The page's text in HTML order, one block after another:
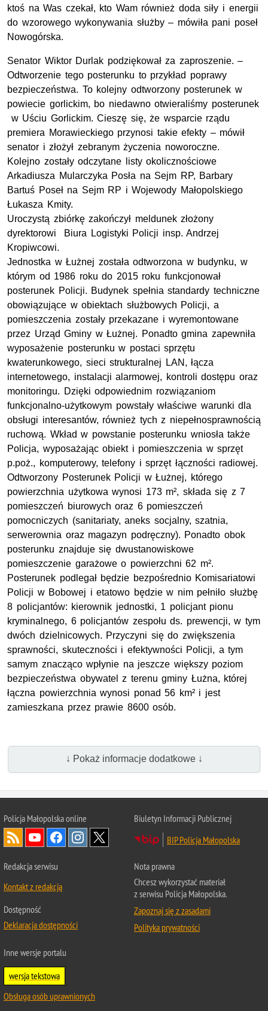
ktoś na Was czekał, kto Wam również doda siły i energii
do wzorowego wykonywania służby – mówiła pani poseł
Nowogórska.
Senator Wiktor Durlak podziękował za zaproszenie. –
Odtworzenie tego posterunku to przykład poprawy
bezpieczeństwa. To kolejny odtworzony posterunek w
powiecie gorlickim, bo niedawno otwieraliśmy posterunek
w Uściu Gorlickim. Cieszę się, że wsparcie rządu
premiera Morawieckiego przynosi takie efekty – mówił
senator i złożył zebranym życzenia noworoczne.
Kolejno zostały odczytane listy okolicznościowe
Arkadiusza Mularczyka Posła na Sejm RP, Barbary
Bartuś Poseł na Sejm RP i Wojewody Małopolskiego
Łukasza Kmity.
Uroczystą zbiórkę zakończył meldunek złożony
dyrektorowi Biura Logistyki Policji insp. Andrzej
Kropiwcowi.
Jednostka w Łużnej została odtworzona w budynku, w
którym od 1986 roku do 2015 roku funkcjonował
posterunek Policji. Budynek spełnia standardy techniczne
obowiązujące w obiektach służbowych Policji, a
pomieszczenia zostały przekazane i wyremontowane
przez Urząd Gminy w Łużnej. Ponadto gmina zapewniła
wyposażenie posterunku w postaci sprzętu
kwaterunkowego, sieci strukturalnej LAN, łącza
internetowego, instalacji alarmowej, kontroli dostępu oraz
monitoringu. Dzięki odpowiednim rozwiązaniom
funkcjonalno-użytkowym powstały właściwe warunki dla
obsługi interesantów, również tych z niepełnosprawnością
ruchową. Wkład w powstanie posterunku wniosła także
Policja, wyposażając obiekt i pomieszczenia w sprzęt
p.poż., komputerowy, telefony i sprzęt łączności radiowej.
Odtworzony Posterunek Policji w Łużnej, którego
powierzchnia użytkowa wynosi 173 m², składa się z 7
pomieszczeń biurowych oraz 6 pomieszczeń
pomocniczych (sanitariaty, aneks socjalny, szatnia,
serwerownia oraz magazyn podręczny). Ponadto obok
posterunku znajduje się dwustanowiskowe
pomieszczenie garażowe o powierzchni 62 m².
Posterunek podlegał będzie bezpośrednio Komisariatowi
Policji w Bobowej i etatowo będzie w nim pełniło służbę
8 policjantów: kierownik jednostki, 1 policjant pionu
kryminalnego, 6 policjantów zespołu ds. prewencji, w tym
dwóch dzielnicowych. Przyczyni się do zwiększenia
sprawności, skuteczności i efektywności Policji, a tym
samym znacząco wpłynie na jeszcze większy poziom
bezpieczeństwa obywatel z terenu gminy Łużna, której
łączna powierzchnia wynosi ponad 56 km² i jest
zamieszkana przez prawie 8600 osób.
↓ Pokaż informacje dodatkowe ↓
Policja Małopolska online
Biuletyn Informacji Publicznej
BIP Policja Małopolska
Redakcja serwisu
Kontakt z redakcją
Dostępność
Deklaracja dostępności
Nota prawna
Chcesz wykorzystać materiał
z serwisu Policja Małopolska.
Zapoznaj się z zasadami
Polityka prywatności
Inne wersje portalu
wersja tekstowa
Obsługa osób uprawnionych